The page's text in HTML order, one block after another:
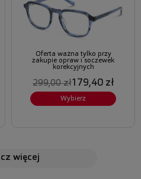
Oferta ważna tylko przy
zakupie opraw i soczewek
korekcyjnych
299,00 zł179,40 zł
Wybierz
więcej